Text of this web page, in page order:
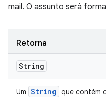
mail. O assunto será
Retorna
String
Um String que contém